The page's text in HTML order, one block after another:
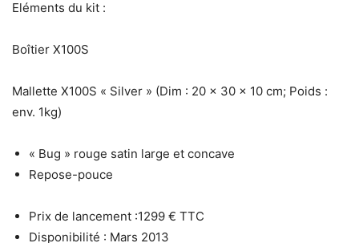
Eléments du kit :
Boîtier X100S
Mallette X100S « Silver » (Dim : 20 x 30 x 10 cm; Poids :
env. 1kg)
« Bug » rouge satin large et concave
Repose-pouce
Prix de lancement :1299 € TTC
Disponibilité : Mars 2013